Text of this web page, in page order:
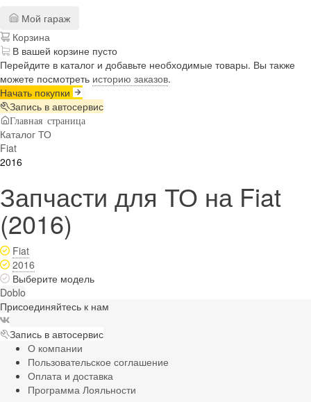
Мой гараж
Корзина
В вашей корзине пусто
Перейдите в каталог и добавьте необходимые товары. Вы также
можете посмотреть историю заказов.
Начать покупки
Запись в автосервис
Главная страница
Каталог ТО
Fiat
2016
Запчасти для ТО на Fiat
(2016)
Fiat
2016
Выберите модель
Doblo
Присоединяйтесь к нам
Запись в автосервис
О компании
Пользовательское соглашение
Оплата и доставка
Программа Лояльности